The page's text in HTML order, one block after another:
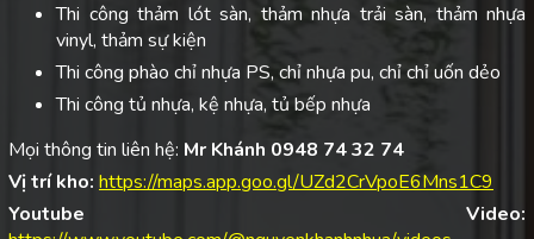
Thi công thảm lót sàn, thảm nhựa trải sàn, thảm nhựa
vinyl, thảm sự kiện
Thi công phào chỉ nhựa PS, chỉ nhựa pu, chỉ chỉ uốn dẻo
Thi công tủ nhựa, kệ nhựa, tủ bếp nhựa
Mọi thông tin liên hệ: Mr Khánh 0948 74 32 74
Vị trí kho: https://maps.app.goo.gl/UZd2CrVpoE6Mns1C9
Youtube Video: